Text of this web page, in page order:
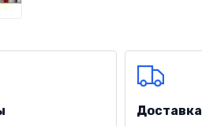
Доставка